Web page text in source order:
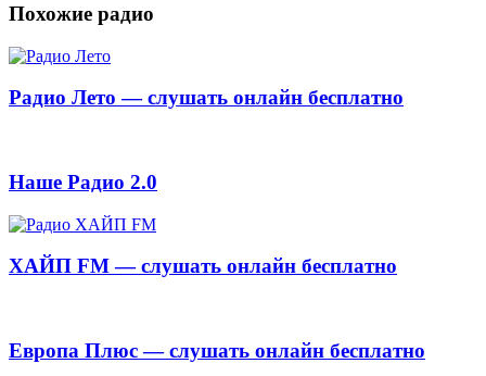
Похожие радио
Радио Лето — слушать онлайн бесплатно
Наше Радио 2.0
ХАЙП FM — слушать онлайн бесплатно
Европа Плюс — слушать онлайн бесплатно